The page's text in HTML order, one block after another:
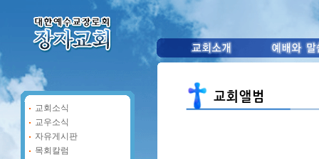
교회소식
교우소식
자유게시판
목회칼럼